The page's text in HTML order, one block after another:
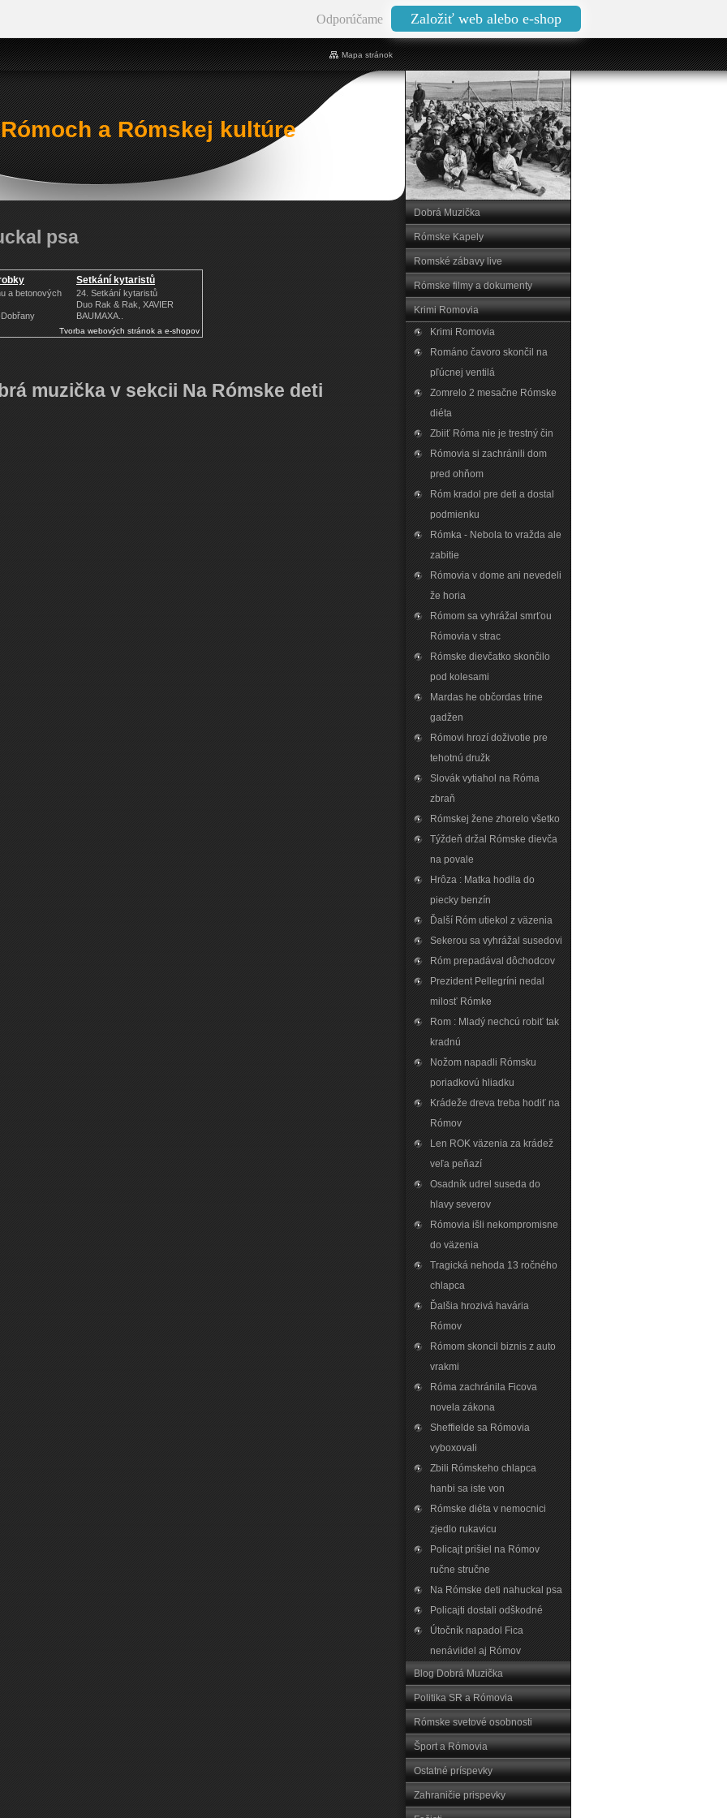
Odporúčame Založiť web alebo e-shop
a Rómskej kultúre
Mapa stránok
psa
a betonových
Setkání kytaristů
24. Setkání kytaristů
Duo Rak & Rak, XAVIER
BAUMAXA..
Tvorba webových stránok a e-shopov
muzička v sekcii Na Rómske deti
Dobrá Muzička
Rómske Kapely
Romské zábavy live
Rómske filmy a dokumenty
Krimi Romovia
Krimi Romovia
Románo čavoro skončil na
pľúcnej ventilá
Zomrelo 2 mesačne Rómske
diéta
Zbiiť Róma nie je trestný čin
Rómovia si zachránili dom
pred ohňom
Róm kradol pre deti a dostal
podmienku
Rómka - Nebola to vražda ale
zabitie
Rómovia v dome ani nevedeli
že horia
Rómom sa vyhrážal smrťou
Rómovia v strac
Rómske dievčatko skončilo
pod kolesami
Mardas he občordas trine
gadžen
Rómovi hrozí doživotie pre
tehotnú družk
Slovák vytiahol na Róma
zbraň
Rómskej žene zhorelo všetko
Týždeň držal Rómske dievča
na povale
Hrôza : Matka hodila do
piecky benzín
Ďalší Róm utiekol z väzenia
Sekerou sa vyhrážal susedovi
Róm prepadával dôchodcov
Prezident Pellegríni nedal
milosť Rómke
Rom : Mladý nechcú robiť tak
kradnú
Nožom napadli Rómsku
poriadkovú hliadku
Krádeže dreva treba hodiť na
Rómov
Len ROK väzenia za krádež
veľa peňazí
Osadník udrel suseda do
hlavy severov
Rómovia išli nekompromisne
do väzenia
Tragická nehoda 13 ročného
chlapca
Ďalšia hrozivá havária
Rómov
Rómom skoncil biznis z auto
vrakmi
Róma zachránila Ficova
novela zákona
Sheffielde sa Rómovia
vyboxovali
Zbili Rómskeho chlapca
hanbi sa iste von
Rómske diéta v nemocnici
zjedlo rukavicu
Policajt prišiel na Rómov
ručne stručne
Na Rómske deti nahuckal psa
Policajti dostali odškodné
Útočník napadol Fica
nenáviidel aj Rómov
Blog Dobrá Muzička
Politika SR a Rómovia
Rómske svetové osobnosti
Šport a Rómovia
Ostatné príspevky
Zahraničie prispevky